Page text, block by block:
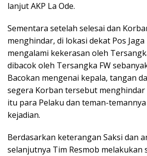
lanjut AKP La Ode.
Sementara setelah selesai dan
menghindar, di lokasi dekat Pos
mengalami kekerasan oleh
dibacok oleh Tersangka FW
Bacokan mengenai kepala, tangan
segera Korban tersebut menghindar
itu para Pelaku dan teman-
kejadian.
Berdasarkan keterangan Saksi dan
selanjutnya Tim Resmob melakukan